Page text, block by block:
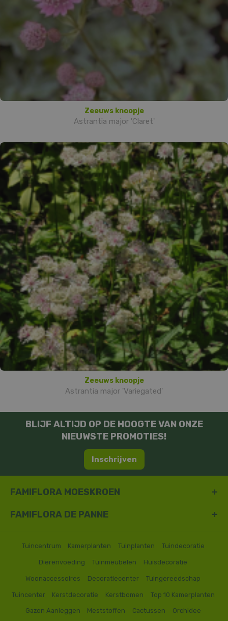
Zeeuws knoopje
Astrantia major 'Claret'
Zeeuws knoopje
Astrantia major 'Variegated'
BLIJF ALTIJD OP DE HOOGTE VAN ONZE
NIEUWSTE PROMOTIES!
Inschrijven
FAMIFLORA MOESKROEN
FAMIFLORA DE PANNE
Tuincentrum Kamerplanten Tuinplanten Tuindecoratie
Dierenvoeding Tuinmeubelen Huisdecoratie
Woonaccessoires Decoratiecenter Tuingereedschap
Tuincenter Kerstdecoratie Kerstbomen Top 10 Kamerplanten
Gazon Aanleggen Meststoffen Cactussen Orchidee